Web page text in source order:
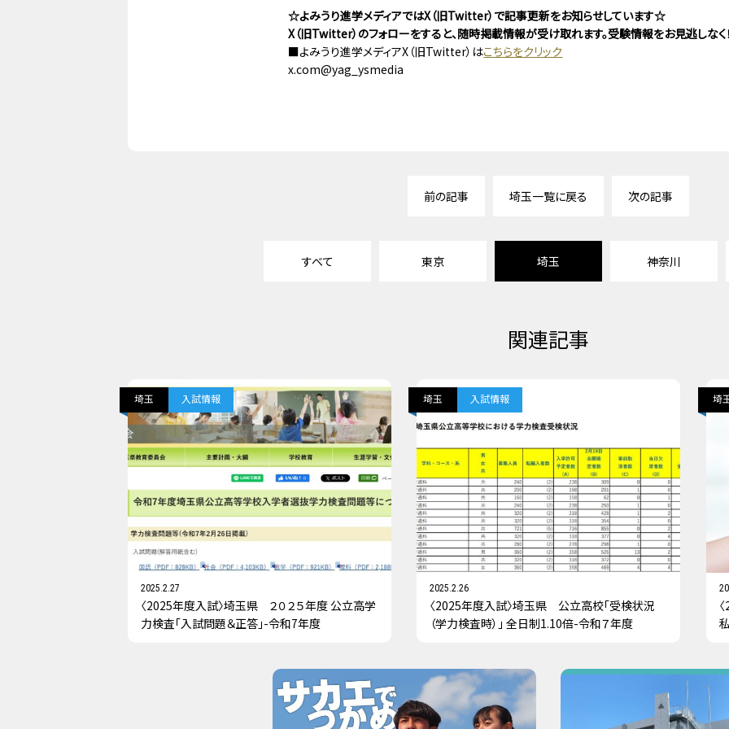
☆よみうり進学メディアではX（旧Twitter）で記事更新をお知らせしています☆
X（旧Twitter）のフォローをすると、随時掲載情報が受け取れます。受験情報をお見逃しなく
■よみうり進学メディアX（旧Twitter）はこちらをクリック
x.com@yag_ysmedia
前の記事 埼玉一覧に戻る 次の記事
すべて 東京 埼玉 神奈川
関連記事
埼玉 入試情報
2025.2.27
〈2025年度入試〉埼玉県 ２０２５年度 公立高学
力検査「入試問題＆正答」-令和7年度
埼玉 入試情報
2025.2.26
〈2025年度入試〉埼玉県 公立高校「受検状況
（学力検査時）」 全日制1.10倍-令和７年度
埼